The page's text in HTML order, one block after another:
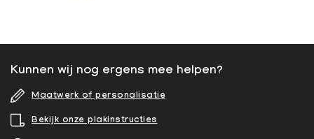
Kunnen wij nog ergens mee helpen?
Maatwerk of personalisatie
Bekijk onze plakinstructies